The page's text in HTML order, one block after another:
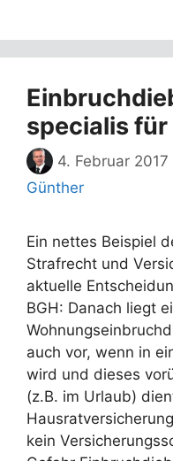
specialis für
4. Februar 2017
Günther
Ein nettes Beispiel
Strafrecht und
aktuelle
BGH: Danach liegt
auch vor, wenn in
wird und dieses
(z.B. im Urlaub)
kein